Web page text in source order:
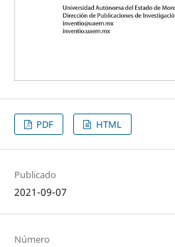
PDF HTML
Publicado
2021-09-07
Número